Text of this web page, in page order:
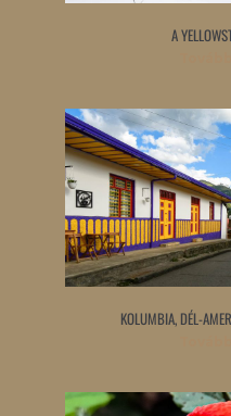
A
KOLUMBIA, DÉL-